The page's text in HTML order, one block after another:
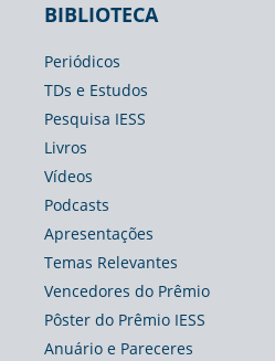
BIBLIOTECA
Periódicos
TDs e Estudos
Pesquisa IESS
Livros
Vídeos
Podcasts
Apresentações
Temas Relevantes
Vencedores do Prêmio
Pôster do Prêmio IESS
Anuário e Pareceres